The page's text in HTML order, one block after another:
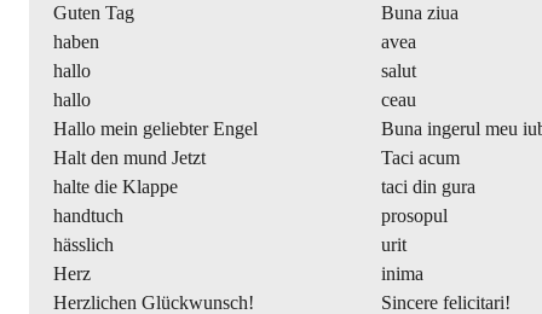
Guten Tag
Buna ziua
haben
avea
hallo
salut
hallo
ceau
Hallo mein geliebter Engel
Buna ingerul meu
Halt den mund Jetzt
Taci acum
halte die Klappe
taci din gura
handtuch
prosopul
hässlich
urit
Herz
inima
Herzlichen Glückwunsch!
Sincere felicitari!